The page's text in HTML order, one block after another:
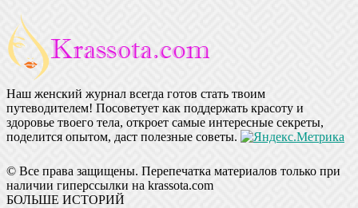
Наш женский журнал всегда готов стать твоим
путеводителем! Посоветует как поддержать красоту и
здоровье твоего тела, откроет самые интересные секреты,
поделится опытом, даст полезные советы.
© Все права защищены. Перепечатка материалов только при
наличии гиперссылки на krassota.com
БОЛЬШЕ ИСТОРИЙ